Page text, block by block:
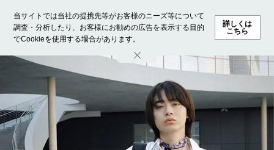
当サイトでは当社の提携先等がお客様のニーズ等について
調査・分析したり、お客様にお勧めの広告を表示する目的
でCookieを使用する場合があります。
詳しくは
こちら
ホーム モデル募集 ランキング ファッション ビューテ